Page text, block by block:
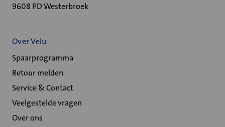
9608 PD Westerbroek
Over Velu
Spaarprogramma
Retour melden
Service & Contact
Veelgestelde vragen
Over ons